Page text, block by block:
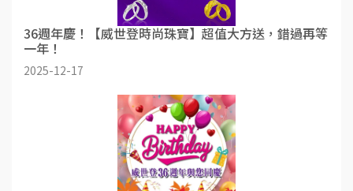
36週年慶！【威世登時尚珠寶】超值大方送，錯過再等
一年！
2025-12-17